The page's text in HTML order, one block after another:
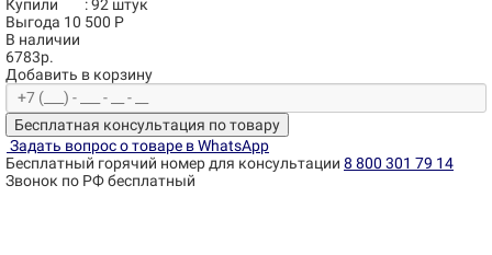
Купили :92 штук
Выгода 10 500 Р
В наличии
6783р.
Добавить в корзину
Бесплатная консультация по товару
Задать вопрос о товаре в WhatsApp
Бесплатный горячий номер для консультации 8 800 301 79 14
Звонок по РФ бесплатный